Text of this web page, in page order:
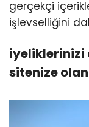
gerçekçi
işlevselliğini
iyeliklerinizi
sitenize